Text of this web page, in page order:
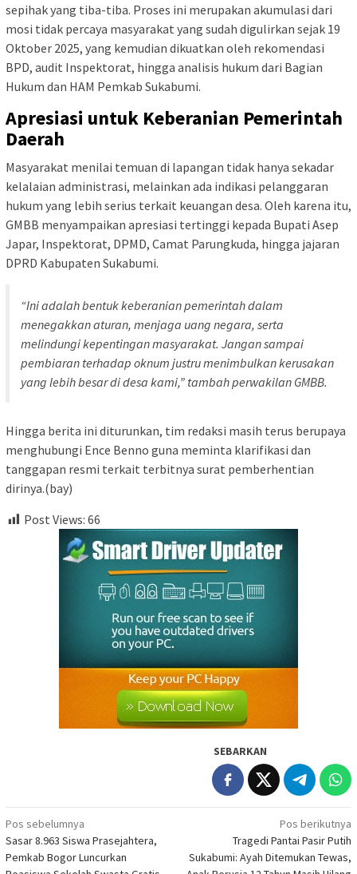
sepihak yang tiba-tiba. Proses ini merupakan akumulasi dari
mosi tidak percaya masyarakat yang sudah digulirkan sejak 19
Oktober 2025, yang kemudian dikuatkan oleh rekomendasi
BPD, audit Inspektorat, hingga analisis hukum dari Bagian
Hukum dan HAM Pemkab Sukabumi.
Apresiasi untuk Keberanian Pemerintah
Daerah
Masyarakat menilai temuan di lapangan tidak hanya sekadar
kelalaian administrasi, melainkan ada indikasi pelanggaran
hukum yang lebih serius terkait keuangan desa. Oleh karena itu,
GMBB menyampaikan apresiasi tertinggi kepada Bupati Asep
Japar, Inspektorat, DPMD, Camat Parungkuda, hingga jajaran
DPRD Kabupaten Sukabumi.
“Ini adalah bentuk keberanian pemerintah dalam
menegakkan aturan, menjaga uang negara, serta
melindungi kepentingan masyarakat. Jangan sampai
pembiaran terhadap oknum justru menimbulkan kerusakan
yang lebih besar di desa kami,” tambah perwakilan GMBB.
Hingga berita ini diturunkan, tim redaksi masih terus berupaya
menghubungi Ence Benno guna meminta klarifikasi dan
tanggapan resmi terkait terbitnya surat pemberhentian
dirinya.(bay)
Post Views: 66
SEBARKAN
Navigasi
pos
Pos sebelumnya
Sasar 8.963 Siswa Prasejahtera,
Pemkab Bogor Luncurkan
Pos berikutnya
Tragedi Pantai Pasir Putih
Sukabumi: Ayah Ditemukan Tewas,